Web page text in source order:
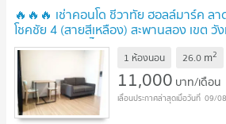
🔥🔥🔥 เช่าคอนโด ชีวาทัย ฮอลล์มาร์ค ล
โชคชัย 4 (สายสีเหลือง) สะพานสอง เขต
116900 ✅ ทักไลน์ @connexproperty ต
อาชีพ ✅ 🔥🔥🔥 UPDATE !
1 ห้องนอน 26.0 m2
11,000 บาท/เดือน
09/